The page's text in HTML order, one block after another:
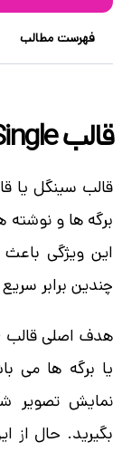
فهرست مطالب
قالب Single چست ؟
قالب سینگل یا
برگه ها و
این ویژگی
چندین برابر
یا برگه ها می
نمایش تصویر
بگیرید. حال از